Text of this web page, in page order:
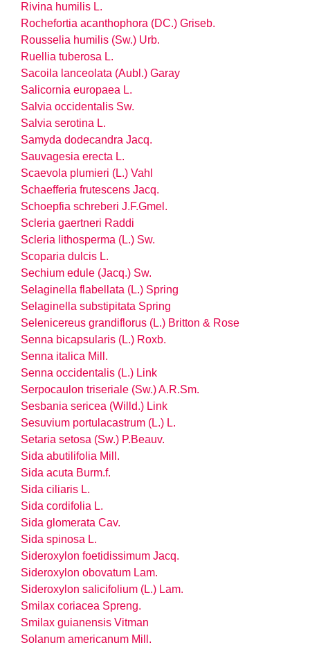
Rivina humilis L.
Rochefortia acanthophora (DC.) Griseb.
Rousselia humilis (Sw.) Urb.
Ruellia tuberosa L.
Sacoila lanceolata (Aubl.) Garay
Salicornia europaea L.
Salvia occidentalis Sw.
Salvia serotina L.
Samyda dodecandra Jacq.
Sauvagesia erecta L.
Scaevola plumieri (L.) Vahl
Schaefferia frutescens Jacq.
Schoepfia schreberi J.F.Gmel.
Scleria gaertneri Raddi
Scleria lithosperma (L.) Sw.
Scoparia dulcis L.
Sechium edule (Jacq.) Sw.
Selaginella flabellata (L.) Spring
Selaginella substipitata Spring
Selenicereus grandiflorus (L.) Britton & Rose
Senna bicapsularis (L.) Roxb.
Senna italica Mill.
Senna occidentalis (L.) Link
Serpocaulon triseriale (Sw.) A.R.Sm.
Sesbania sericea (Willd.) Link
Sesuvium portulacastrum (L.) L.
Setaria setosa (Sw.) P.Beauv.
Sida abutilifolia Mill.
Sida acuta Burm.f.
Sida ciliaris L.
Sida cordifolia L.
Sida glomerata Cav.
Sida spinosa L.
Sideroxylon foetidissimum Jacq.
Sideroxylon obovatum Lam.
Sideroxylon salicifolium (L.) Lam.
Smilax coriacea Spreng.
Smilax guianensis Vitman
Solanum americanum Mill.